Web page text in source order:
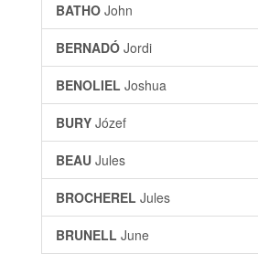
BATHO John
BERNADÓ Jordi
BENOLIEL Joshua
BURY Józef
BEAU Jules
BROCHEREL Jules
BRUNELL June